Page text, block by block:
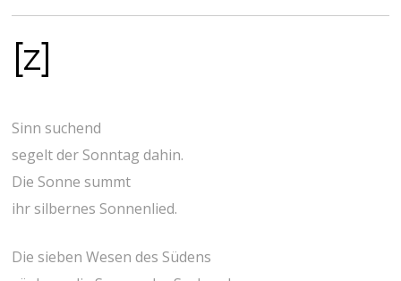
[z]
Sinn suchend
segelt der Sonntag dahin.
Die Sonne summt
ihr silbernes Sonnenlied.
Die sieben Wesen des Südens